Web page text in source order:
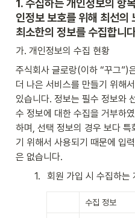
1. 수집하는 개인정보의 항
인정보 보호를 위해 최선의
최소한의 정보를 수집합니
가. 개인정보의 수집 현황
주식회사 글로랑(이하 “꾸그”)
더 나은 서비스를 만들기 위해
있습니다. 정보는 필수 정보와
수 정보에 대한 수집을 거부하
하며, 선택 정보의 경우 보다
기 위해서 사용되기 때문에 입
은 없습니다.
1. 회원 가입 시 수집하는
수집 정보